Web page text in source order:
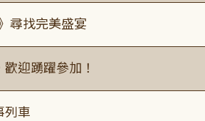
尋找完美盛宴
迎踴躍參加！
列車